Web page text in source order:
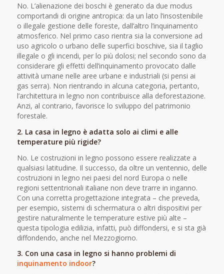
No. L’alienazione dei boschi è generato da due modus
comportandi di origine antropica: da un lato l’insostenibile
o illegale gestione delle foreste, dall’altro l’inquinamento
atmosferico. Nel primo caso rientra sia la conversione ad
uso agricolo o urbano delle superfici boschive, sia il taglio
illegale o gli incendi, per lo più dolosi; nel secondo sono da
considerare gli effetti dell’inquinamento provocato dalle
attività umane nelle aree urbane e industriali (si pensi ai
gas serra). Non rientrando in alcuna categoria, pertanto,
l’architettura in legno non contribuisce alla deforestazione.
Anzi, al contrario, favorisce lo sviluppo del patrimonio
forestale.
2. La casa in legno è adatta solo ai climi e alle
temperature più rigide?
No. Le costruzioni in legno possono essere realizzate a
qualsiasi latitudine. Il successo, da oltre un ventennio, delle
costruzioni in legno nei paesi del nord Europa o nelle
regioni settentrionali italiane non deve trarre in inganno.
Con una corretta progettazione integrata – che preveda,
per esempio, sistemi di schermatura o altri dispositivi per
gestire naturalmente le temperature estive più alte –
questa tipologia edilizia, infatti, può diffondersi, e si sta già
diffondendo, anche nel Mezzogiorno.
3. Con una casa in legno si hanno problemi di
inquinamento indoor?